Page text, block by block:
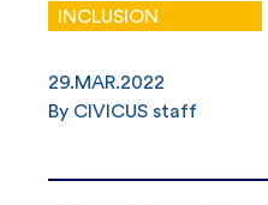
INCLUSION
29.MAR.2022
By CIVICUS staff